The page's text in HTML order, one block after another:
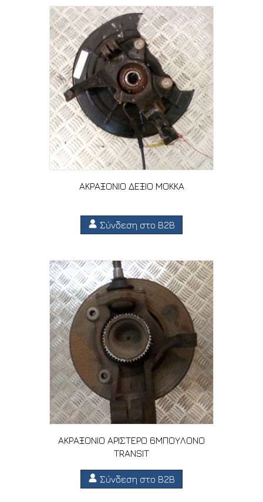
ΑΚΡΑΞΟΝΙΟ ΔΕΞΙΟ MOKKA
Σύνδεση στο B2B
ΑΚΡΑΞΟΝΙΟ ΑΡΙΣΤΕΡΟ 6ΜΠΟΥΛΟΝΟ
TRANSIT
Σύνδεση στο B2B